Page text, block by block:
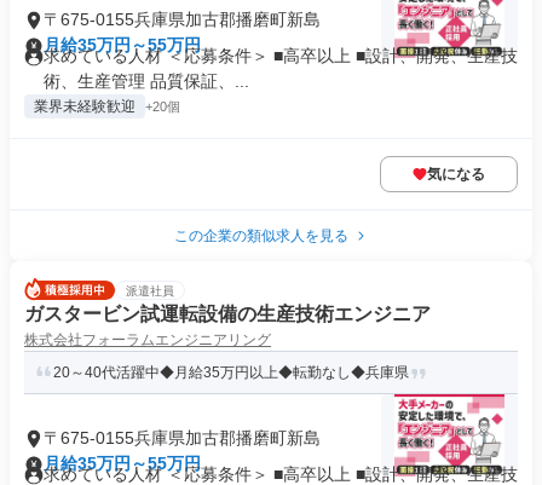
〒675-0155兵庫県加古郡播磨町新島
月給35万円～55万円
求めている人材 ＜応募条件＞ ■高卒以上 ■設計、開発、生産技
術、生産管理 品質保証、...
業界未経験歓迎 +20個
気になる
この企業の類似求人を見る
派遣社員
ガスタービン試運転設備の生産技術エンジニア
株式会社フォーラムエンジニアリング
20～40代活躍中◆月給35万円以上◆転勤なし◆兵庫県
〒675-0155兵庫県加古郡播磨町新島
月給35万円～55万円
求めている人材 ＜応募条件＞ ■高卒以上 ■設計、開発、生産技